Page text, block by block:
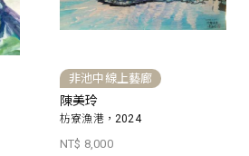
非池中線上藝廊
陳美玲
枋寮漁港，2024
NT$ 8,000